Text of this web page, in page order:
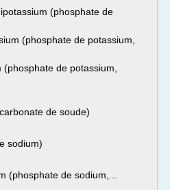
(phosphate de
(phosphate de potassium,
de potassium,
de soude)
sodium)
(phosphate de sodium,...